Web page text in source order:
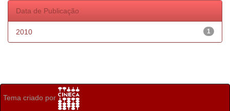
Data de Publicação
1
2010
Tema criado por